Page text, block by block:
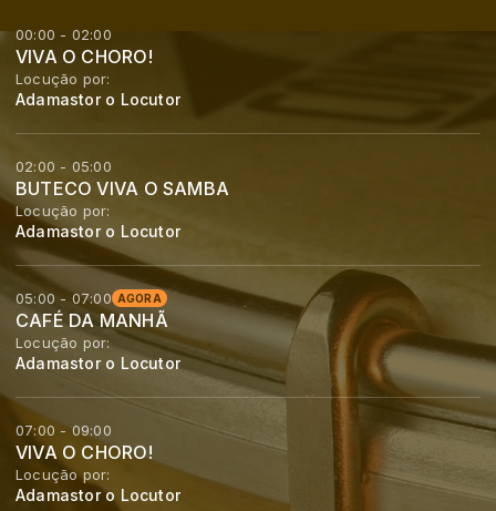
00:00 - 02:00
VIVA O CHORO!
Locução por:
Adamastor o Locutor
02:00 - 05:00
BUTECO VIVA O SAMBA
Locução por:
Adamastor o Locutor
05:00 - 07:00 AGORA
CAFÉ DA MANHÃ
Locução por:
Adamastor o Locutor
07:00 - 09:00
VIVA O CHORO!
Locução por:
Adamastor o Locutor